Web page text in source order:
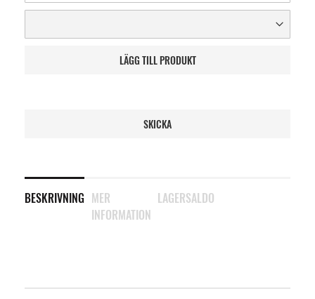
LÄGG TILL PRODUKT
SKICKA
BESKRIVNING MER
INFORMATION
LAGERSALDO